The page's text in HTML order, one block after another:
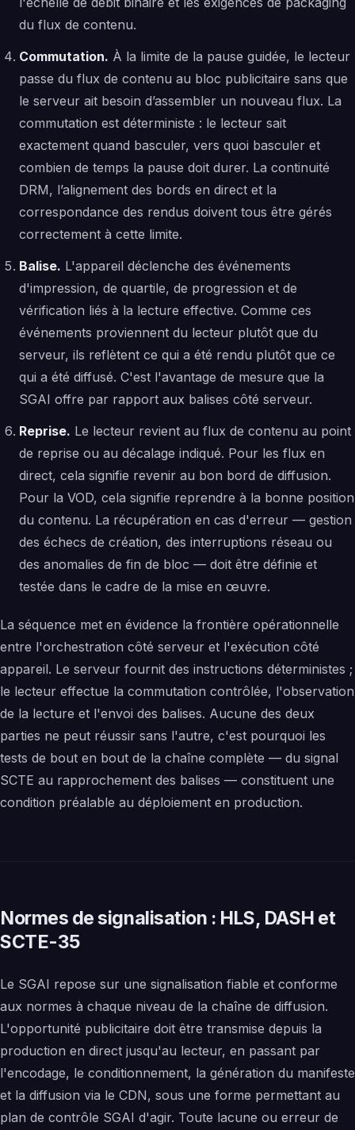
du flux de contenu.
Commutation. À la limite de la pause guidée, le lecteur
passe du flux de contenu au bloc publicitaire sans que
le serveur ait besoin d’assembler un nouveau flux. La
commutation est déterministe : le lecteur sait
exactement quand basculer, vers quoi basculer et
combien de temps la pause doit durer. La continuité
DRM, l’alignement des bords en direct et la
correspondance des rendus doivent tous être gérés
correctement à cette limite.
Balise. L'appareil déclenche des événements
d'impression, de quartile, de progression et de
vérification liés à la lecture effective. Comme ces
événements proviennent du lecteur plutôt que du
serveur, ils reflètent ce qui a été rendu plutôt que ce
qui a été diffusé. C'est l'avantage de mesure que la
SGAI offre par rapport aux balises côté serveur.
Reprise. Le lecteur revient au flux de contenu au point
de reprise ou au décalage indiqué. Pour les flux en
direct, cela signifie revenir au bon bord de diffusion.
Pour la VOD, cela signifie reprendre à la bonne position
du contenu. La récupération en cas d'erreur — gestion
des échecs de création, des interruptions réseau ou
des anomalies de fin de bloc — doit être définie et
testée dans le cadre de la mise en œuvre.
La séquence met en évidence la frontière opérationnelle
entre l'orchestration côté serveur et l'exécution côté
appareil. Le serveur fournit des instructions déterministes ;
le lecteur effectue la commutation contrôlée, l'observation
de la lecture et l'envoi des balises. Aucune des deux
parties ne peut réussir sans l'autre, c'est pourquoi les
tests de bout en bout de la chaîne complète — du signal
SCTE au rapprochement des balises — constituent une
condition préalable au déploiement en production.
Normes de signalisation : HLS, DASH et
SCTE-35
Le SGAI repose sur une signalisation fiable et conforme
aux normes à chaque niveau de la chaîne de diffusion.
L'opportunité publicitaire doit être transmise depuis la
production en direct jusqu'au lecteur, en passant par
l'encodage, le conditionnement, la génération du manifeste
et la diffusion via le CDN, sous une forme permettant au
plan de contrôle SGAI d'agir. Toute lacune ou erreur de